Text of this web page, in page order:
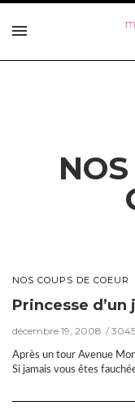
NOS COUPS DE COEUR
Princesse
décembre 19, 2008
Après un tour Avenue
Si jamais vous êtes